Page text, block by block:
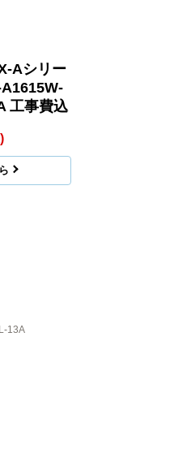
Aシリー
工事費込
13A